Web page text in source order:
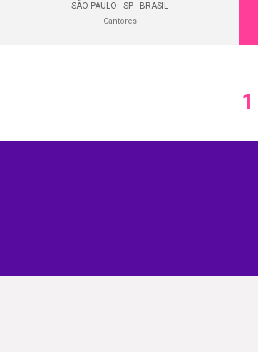
SÃO PAULO - SP - BRASIL
Cantores
1